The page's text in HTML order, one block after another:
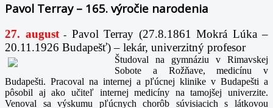
Pavol Terray – 165. výročie narodenia
27. august- Pavol Terray (27.8.1861 Mokrá Lúka –
20.11.1926 Budapešť) – lekár, univerzitný profesor
Študoval na gymnáziu v Rimavskej
Sobote a Rožňave, medicínu v
Budapešti. Pracoval na internej a pľúcnej klinike v Budapešti a
pôsobil aj ako učiteľ internej medicíny na tamojšej univerzite.
Venoval sa výskumu pľúcnych chorôb súvisiacich s látkovou